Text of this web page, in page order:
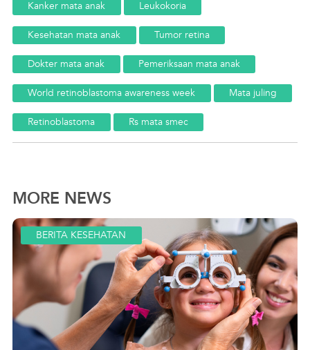
Kanker mata anak Leukokoria
Kesehatan mata anak Tumor retina
Dokter mata anak Pemeriksaan mata anak
World retinoblastoma awareness week Mata juling
Retinoblastoma Rs mata smec
MORE NEWS
BERITA KESEHATAN